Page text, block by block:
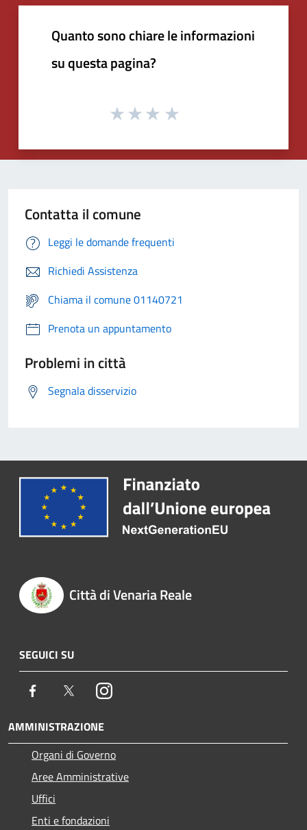
Quanto sono chiare le informazioni
su questa pagina?
Contatta il comune
Leggi le domande frequenti
Richiedi Assistenza
Chiama il comune 01140721
Prenota un appuntamento
Problemi in città
Segnala disservizio
Città di Venaria Reale
SEGUICI SU
Facebook TwitterInstagram
AMMINISTRAZIONE
Organi di Governo
Aree Amministrative
Uffici
Enti e fondazioni